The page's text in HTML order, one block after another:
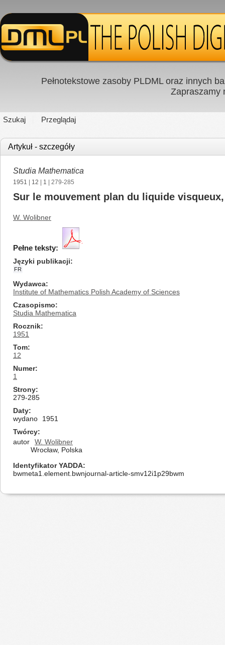
Pełnotekstowe zasoby PLDML oraz innych
Zapraszamy
Szukaj Przeglądaj
Artykuł - szczegóły
Studia Mathematica
1951 12 1 | 279-285
Sur le mouvement plan du liquide
W. Wolibner
Pełne teksty:
Języki publikacji
FR
Wydawca
Institute of Mathematics Polish Academy of Sciences
Czasopismo
Studia Mathematica
Rocznik
1951
Tom
12
Numer
1
Strony
279-285
Daty
wydano
1951
Twórcy
autor
W. Wolibner
Wrocław, Polska
Identyfikator YADDA
bwmeta1.element.bwnjournal-article-smv12i1p29bwm